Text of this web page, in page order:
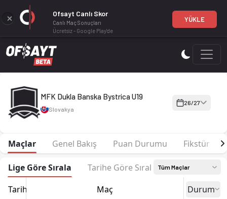
MFK Dukla Banska Bystrica U19 26-27 sezonu | U19 1.
MFK Dukla Banska Bystrica U19
Slovakya
26/27
Maçlar Genel Bakış Puan Durumu Fikstür
Lige Göre Sırala Tarihe Göre Sırala Tüm Maçlar
Tarih Maç Durum
Ofsayt Canlı Skor
Canlı Maç Sonuçları
Ücretsiz - Google Play'de
YÜKLE